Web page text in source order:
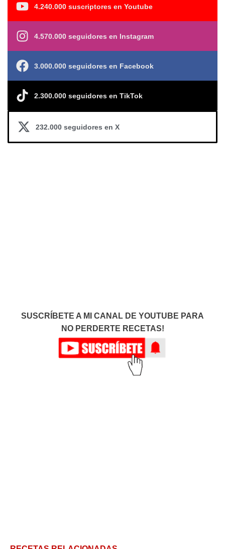
4.240.000 suscriptores en Youtube
4.570.000 seguidores en Instagram
3.000.000 seguidores en Facebook
2.300.000 seguidores en TikTok
232.000 seguidores en X
SUSCRÍBETE A MI CANAL DE YOUTUBE PARA
NO PERDERTE RECETAS!